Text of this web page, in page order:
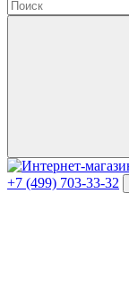
+7 (499) 703-33-32